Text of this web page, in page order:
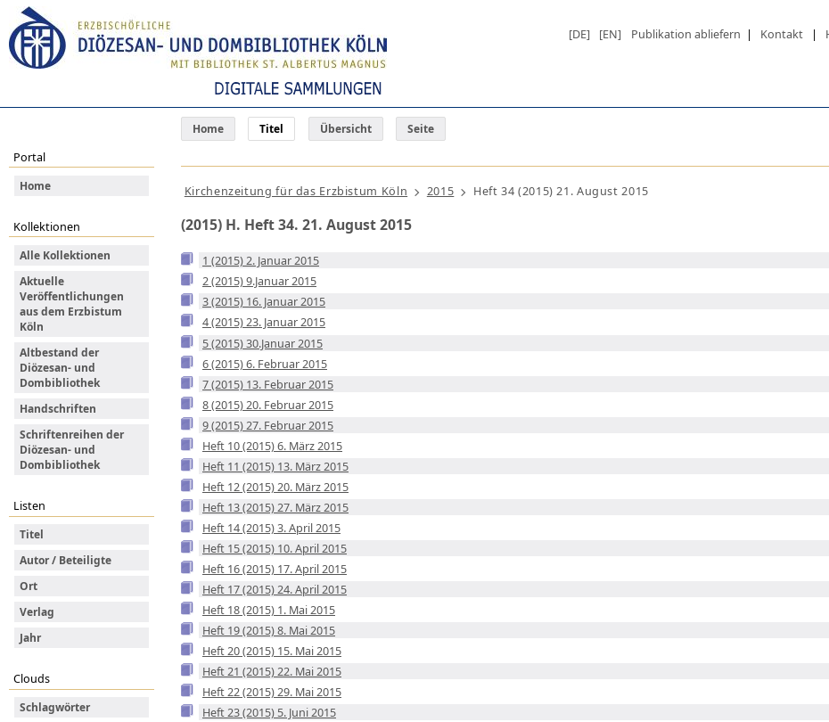
[DE] [EN] Publikation abliefern | Kontakt |
Home Titel Übersicht Seite
Portal
Home
Kollektionen
Alle Kollektionen
Aktuelle
Veröffentlichungen
aus dem Erzbistum
Köln
Altbestand der
Diözesan- und
Dombibliothek
Handschriften
Schriftenreihen der
Diözesan- und
Dombibliothek
Listen
Titel
Autor / Beteiligte
Ort
Verlag
Jahr
Clouds
Schlagwörter
Kirchenzeitung für das Erzbistum Köln 2015 Heft 34 (2015) 21. August 2015
(2015) H. Heft 34. 21. August 2015
1 (2015) 2. Januar 2015
2 (2015) 9.Januar 2015
3 (2015) 16. Januar 2015
4 (2015) 23. Januar 2015
5 (2015) 30.Januar 2015
6 (2015) 6. Februar 2015
7 (2015) 13. Februar 2015
8 (2015) 20. Februar 2015
9 (2015) 27. Februar 2015
Heft 10 (2015) 6. März 2015
Heft 11 (2015) 13. März 2015
Heft 12 (2015) 20. März 2015
Heft 13 (2015) 27. März 2015
Heft 14 (2015) 3. April 2015
Heft 15 (2015) 10. April 2015
Heft 16 (2015) 17. April 2015
Heft 17 (2015) 24. April 2015
Heft 18 (2015) 1. Mai 2015
Heft 19 (2015) 8. Mai 2015
Heft 20 (2015) 15. Mai 2015
Heft 21 (2015) 22. Mai 2015
Heft 22 (2015) 29. Mai 2015
Heft 23 (2015) 5. Juni 2015